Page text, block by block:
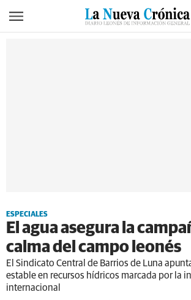
ESPECIALES
El agua asegura la
calma del campo leonés
El Sindicato Central de Barrios de Luna
estable en recursos hídricos marcada por la
internacional